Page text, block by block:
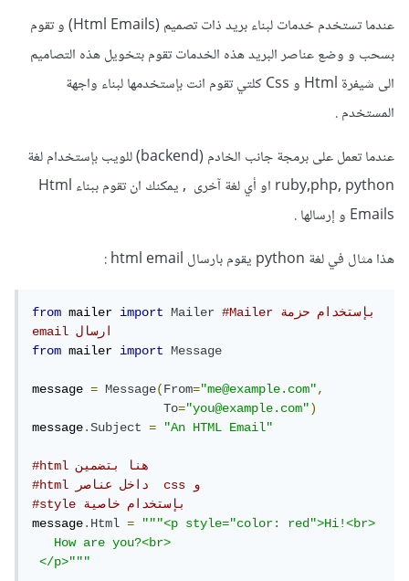
عندما تستخدم خدمات لبناء بريد ذات تصميم (Html Emails) و تقوم
بسحب و وضع عناصر البريد هذه الخدمات تقوم بتخويل هذه التصاميم
الى شيفرة Html و Css كلتي تقوم انت بإستخدمها لبناء واجهة
المستخدم .
عندما تعمل على برمجة جانب الخادم (backend) للويب بإستخدام لغة
ruby,php, python او أي لغة آخرى , يمكنك ان تقوم ببناء Html
Emails و إرسالها .
هذا مثال في لغة python يقوم بارسال html email :
from mailer import Mailer
#Mailer بإستخدام حزمة
from mailer import Message
message = Message(From="me@example.com",
To="you@example.com")
message.Subject = "An HTML Email"
#html داخل عناصر  css و
#style بإستخدام خاصية
message.Html =
"""<p style="color: red">Hi!<br>
   How are you?<br>
</p>"""